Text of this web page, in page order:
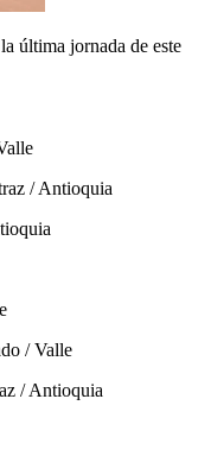
última jornada de este
/ Antioquia
/ Valle
/ Antioquia